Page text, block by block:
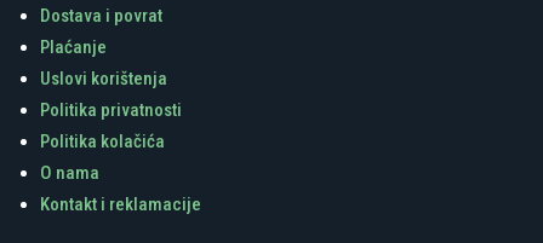
Dostava i povrat
Plaćanje
Uslovi korištenja
Politika privatnosti
Politika kolačića
O nama
Kontakt i reklamacije